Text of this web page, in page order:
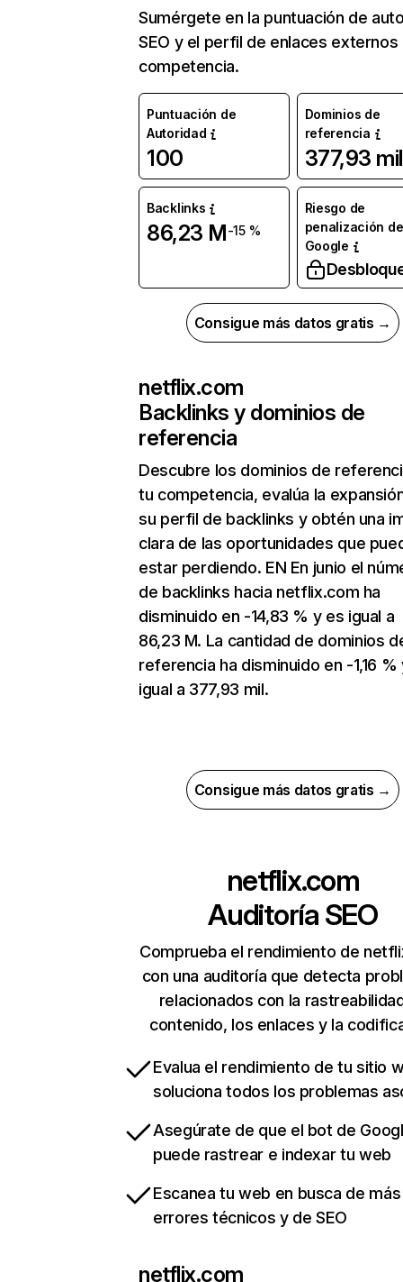
Sumérgete en la puntuación de
SEO y el perfil de enlaces externos
competencia.
Puntuación de
Autoridad
100
Dominios de
referencia
377,93 mil
Backlinks
86,23 M-15 %
Riesgo de
penalización de
Google
Consigue más datos gratis →
netflix.com
Backlinks y dominios de
referencia
Descubre los dominios de
tu competencia, evalúa la
su perfil de backlinks y obtén una
clara de las oportunidades que
estar perdiendo. EN En junio el
de backlinks hacia netflix.com ha
disminuido en -14,83 % y es igual a
86,23 M. La cantidad de dominios
referencia ha disminuido en -1,16 %
igual a 377,93 mil.
Consigue más datos gratis →
netflix.com
Auditoría SEO
Comprueba el rendimiento de
con una auditoría que detecta
relacionados con la
contenido, los enlaces y la
Evalua el rendimiento de tu sitio
soluciona todos los problemas
Asegúrate de que el bot de
puede rastrear e indexar tu web
Escanea tu web en busca de
errores técnicos y de SEO
netflix.com